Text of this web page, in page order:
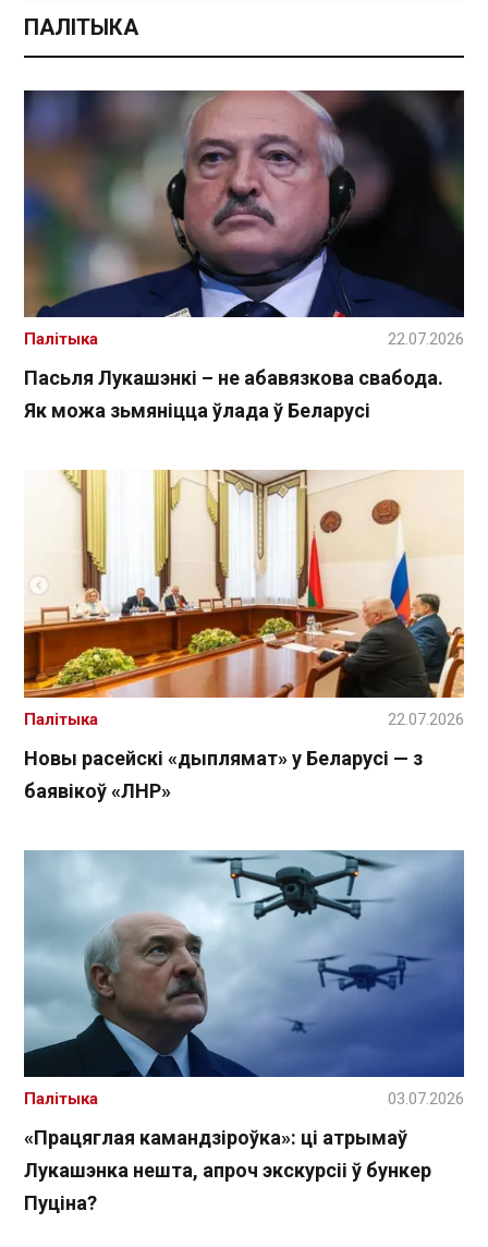
ПАЛІТЫКА
Пасьля Лукашэнкі – не абавязкова свабода.
Як можа зьмяніцца ўлада ў Беларусі
Палітыка 22.07.2026
Новы расейскі «дыплямат» у Беларусі — з
баявікоў «ЛНР»
Палітыка 22.07.2026
«Працяглая камандзіроўка»: ці атрымаў
Лукашэнка нешта, апроч экскурсіі ў бункер
Пуціна?
Палітыка 03.07.2026